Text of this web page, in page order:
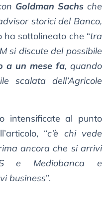
Goldman Sachs che
storici del Banco,
ha sottolineato che “tra
si discute del possibile
a un mese fa, quando
scalata dell’Agricole
intensificate al punto
“c’è chi vede
ancora che si arrivi
e Mediobanca e
business”.